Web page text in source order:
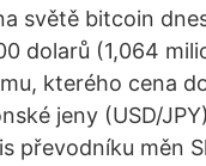
světě bitcoin
dolarů (1,064
kterého cena
jeny (USD/
převodníku měn